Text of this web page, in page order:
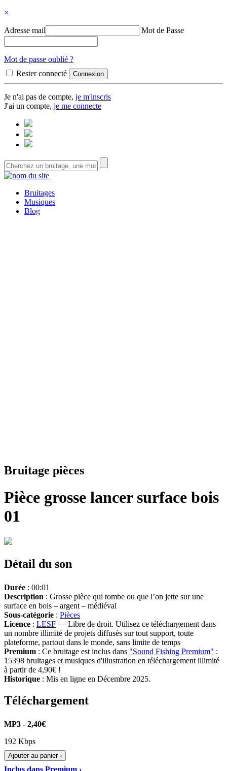
×
Adresse mail Mot de Passe
Mot de passe oublié ?
Rester connecté
Je n'ai pas de compte, je m'inscris
J'ai un compte, je me connecte
Bruitages
Musiques
Blog
Bruitage pièces
Pièce grosse lancer surface bois
01
Détail du son
Durée : 00:01
Description : Grosse pièce qui tombe ou que l’on jette sur une
surface en bois – argent – médiéval
Sous-catégorie : Pièces
Licence : LESF — Libre de droit. Utilisez ce téléchargement dans
un nombre illimité de projets diffusés sur tout support, toute
plateforme, partout dans le monde, sans limite de temps
Premium : Ce bruitage est inclus dans "Sound Fishing Premium" :
15398 bruitages et musiques d'illustration en téléchargement illimité
à partir de 4,90€ !
Historique : Mis en ligne en Décembre 2025.
Téléchargement
MP3 - 2,40€
192 Kbps
Ajouter au panier ›
Inclus dans Premium ›